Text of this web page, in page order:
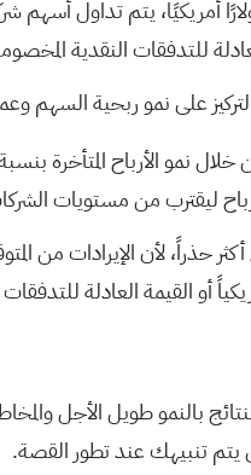
دولارًا أمريكيًا والقيمة المرجعية المستهدفة المسموح بها للمحللين
التركيز على نمو ربحية السهم
ليقترب من مستويات
بالنمو طويل الأجل
يتم تنبيهك عند تطور القصة.